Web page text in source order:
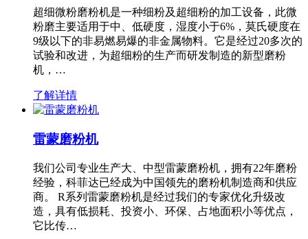
超细微粉磨粉机是一种细粉及超细粉的加工设备，此微
粉磨主要适用于中、低硬度，湿度小于6%，莫氏硬度在
9级以下的非易燃易爆的非金属物料。它是经过20多次的
试验和改进，为超细粉的生产而研发制造的新型磨粉
机，…
了解详情
雷蒙磨粉机
我们公司专业生产大、中型雷蒙磨粉机，拥有22年磨粉
经验，科菲达已经成为中国领先的磨粉机制造商和供应
商。 R系列雷蒙磨粉机是经过我们的专家优化升级改
造，具有低损耗、投资小、环保、占地面积小等优点，
它比传…